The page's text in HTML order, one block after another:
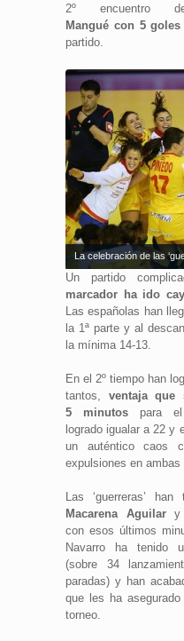
2º
Mangué con 5 goles
partido.
La celebración de las
Un partido
marcador ha ido
Las españolas han
la 1ª parte y al
la mínima 14-13.
En el 2º tiempo han
tantos, ventaja
5 minutospara el
logrado igualar a 22 y
un auténtico caos
expulsiones en ambas
Las ‘guerreras’
Macarena Aguilary
con esos últimos
Navarro ha tenido
(sobre 34
paradas) y han
que les ha
torneo.